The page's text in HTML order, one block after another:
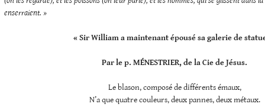
enserraient. »
« Sir William a maintenant épousé sa galerie de
Par le p. MÉNESTRIER, de la Cie de Jésus.
Le blason, composé de différents émaux,
N’a que quatre couleurs, deux pannes, deux métaux.